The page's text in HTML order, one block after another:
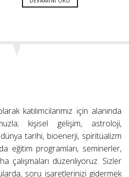
katılımcılarımız için alanında
kişisel gelişim, astroloji,
tarihi, bioenerji, spiritüalizm
eğitim programları, seminerler,
çalışmaları düzenliyoruz. Sizler
soru işaretlerinizi gidermek